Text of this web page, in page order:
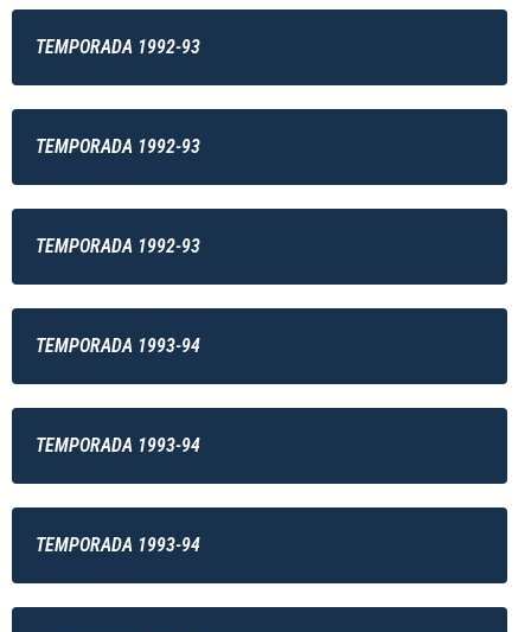
TEMPORADA 1992-93
TEMPORADA 1992-93
TEMPORADA 1992-93
TEMPORADA 1993-94
TEMPORADA 1993-94
TEMPORADA 1993-94